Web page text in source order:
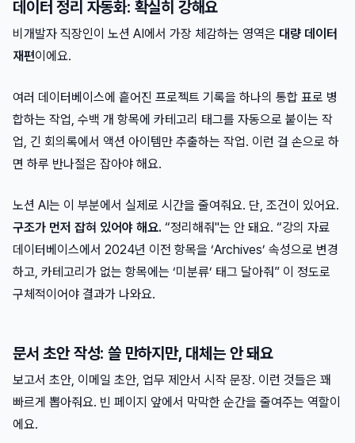
데이터 정리 자동화: 확실히 강해요
비개발자 직장인이 노션 AI에서 가장 체감하는 영역은 대량 데이터
재편이에요.
여러 데이터베이스에 흩어진 프로젝트 기록을 하나의 통합 표로 병
합하는 작업, 수백 개 항목에 카테고리 태그를 자동으로 붙이는 작
업, 긴 회의록에서 액션 아이템만 추출하는 작업. 이런 걸 손으로 하
면 하루 반나절은 잡아야 해요.
노션 AI는 이 부분에서 실제로 시간을 줄여줘요. 단, 조건이 있어요.
구조가 먼저 잡혀 있어야 해요. “정리해줘"는 안 돼요. “강의 자료
데이터베이스에서 2024년 이전 항목을 ‘Archives’ 속성으로 변경
하고, 카테고리가 없는 항목에는 ‘미분류’ 태그 달아줘” 이 정도로
구체적이어야 결과가 나와요.
문서 초안 작성: 쓸 만하지만, 대체는 안 돼요
보고서 초안, 이메일 초안, 업무 제안서 시작 문장. 이런 것들은 꽤
빠르게 뽑아줘요. 빈 페이지 앞에서 막막한 순간을 줄여주는 역할이
에요.